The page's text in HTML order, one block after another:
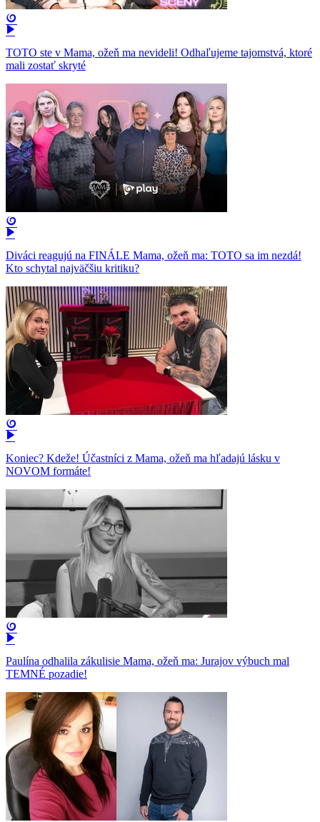
TOTO ste v Mama, ožeň ma nevideli! Odhaľujeme tajomstvá, ktoré
mali zostať skryté
Diváci reagujú na FINÁLE Mama, ožeň ma: TOTO sa im nezdá!
Kto schytal najväčšiu kritiku?
Koniec? Kdeže! Účastníci z Mama, ožeň ma hľadajú lásku v
NOVOM formáte!
Paulína odhalila zákulisie Mama, ožeň ma: Jurajov výbuch mal
TEMNÉ pozadie!